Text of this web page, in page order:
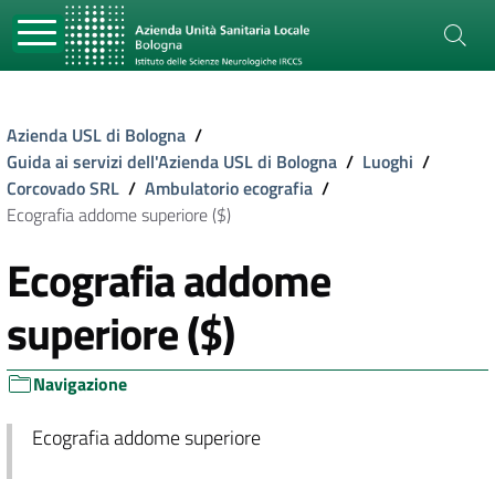
Azienda USL di Bologna /
Guida ai servizi dell'Azienda USL di Bologna / Luoghi /
Corcovado SRL / Ambulatorio ecografia /
Ecografia addome superiore ($)
Ecografia addome
superiore ($)
Navigazione
Ecografia addome superiore